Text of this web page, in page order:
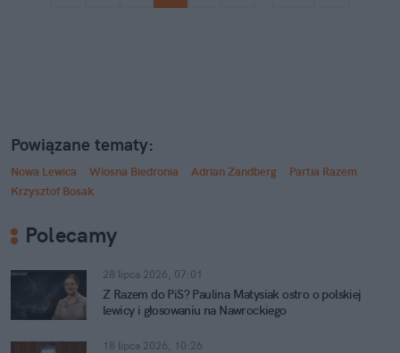
Powiązane tematy:
Nowa Lewica Wiosna Biedronia Adrian Zandberg
Partia Razem
Krzysztof Bosak
Polecamy
28 lipca 2026, 07:01
Z Razem do PiS? Paulina Matysiak ostro o polskiej
lewicy i głosowaniu na Nawrockiego
18 lipca 2026, 10:26